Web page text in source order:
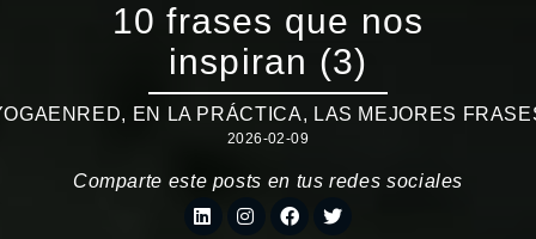
10 frases que nos
inspiran (3)
, EN LA PRÁCTICA, LAS MEJORES
2026-02-09
Comparte este posts en tus redes sociales